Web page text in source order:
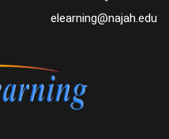
elearning@najah.edu